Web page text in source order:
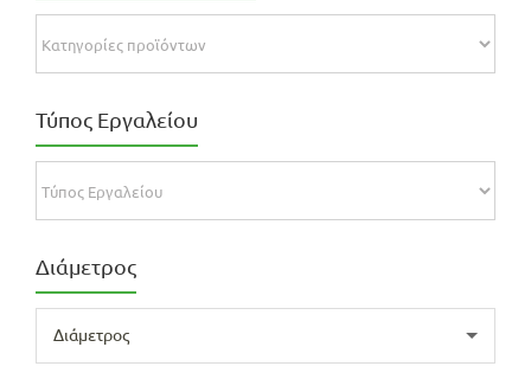
Τύπος Εργαλείου
Διάμετρος
Διάμετρος